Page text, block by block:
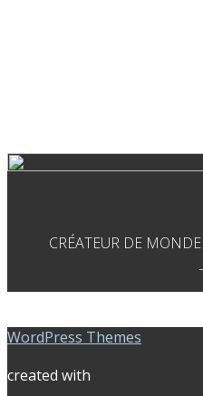
CRÉATEUR DE MONDE
WordPress Themes
created with